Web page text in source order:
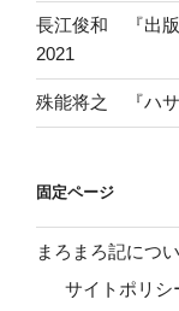
長江俊和 『出
2021
殊能将之 『ハ
固定ページ
まろまろ記につ
サイトポリシ